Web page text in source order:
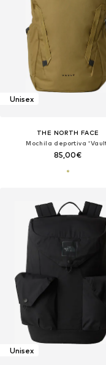
Unisex
THE NORTH FACE
Mochila deportiva
85,00€
Unisex